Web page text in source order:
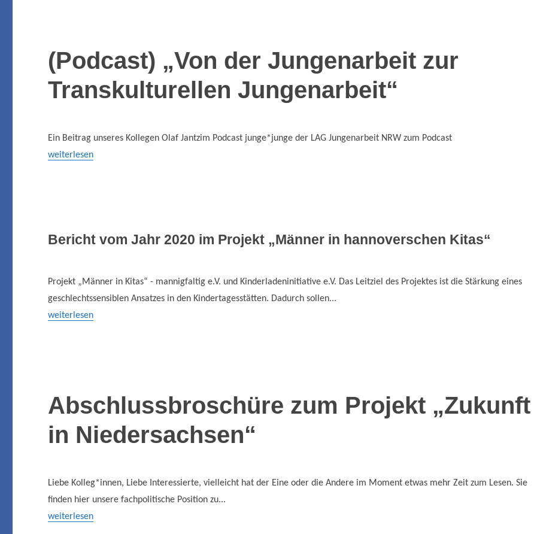
(Podcast) „Von der Jungenarbeit zur
Transkulturellen Jungenarbeit“
Ein Beitrag unseres Kollegen Olaf Jantzim Podcast junge*junge der LAG Jungenarbeit NRW zum Podcast
weiterlesen
Bericht vom Jahr 2020 im Projekt „Männer in hannoverschen Kitas“
Projekt „Männer in Kitas“ - mannigfaltig e.V. und Kinderladeninitiative e.V. Das Leitziel des Projektes ist die Stärkung eines
geschlechtssensiblen Ansatzes in den Kindertagesstätten. Dadurch sollen...
weiterlesen
Abschlussbroschüre zum Projekt „Zukunft
in Niedersachsen“
Liebe Kolleg*innen, Liebe Interessierte, vielleicht hat der Eine oder die Andere im Moment etwas mehr Zeit zum Lesen. Sie
finden hier unsere fachpolitische Position zu...
weiterlesen